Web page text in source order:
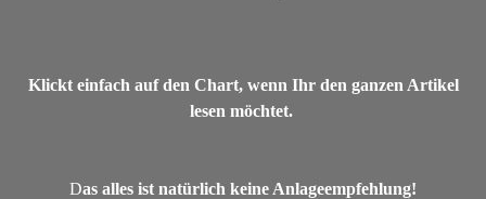
Klickt einfach auf den Chart, wenn Ihr den ganzen Artikel
lesen möchtet.
Das alles ist natürlich keine Anlageempfehlung!